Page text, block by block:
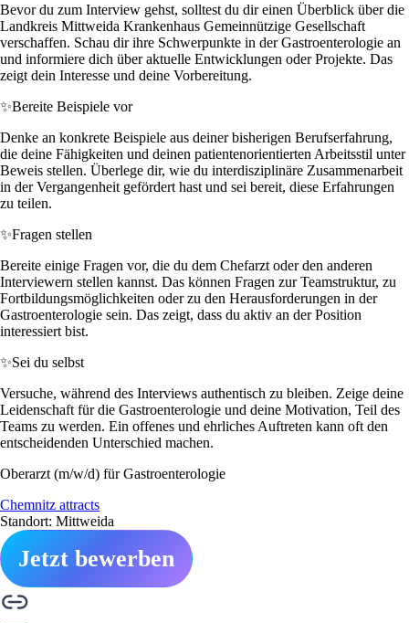
Bevor du zum Interview gehst, solltest du dir einen Überblick über die
Landkreis Mittweida Krankenhaus Gemeinnützige Gesellschaft
verschaffen. Schau dir ihre Schwerpunkte in der Gastroenterologie an
und informiere dich über aktuelle Entwicklungen oder Projekte. Das
zeigt dein Interesse und deine Vorbereitung.
✨Bereite Beispiele vor
Denke an konkrete Beispiele aus deiner bisherigen Berufserfahrung,
die deine Fähigkeiten und deinen patientenorientierten Arbeitsstil unter
Beweis stellen. Überlege dir, wie du interdisziplinäre Zusammenarbeit
in der Vergangenheit gefördert hast und sei bereit, diese Erfahrungen
zu teilen.
✨Fragen stellen
Bereite einige Fragen vor, die du dem Chefarzt oder den anderen
Interviewern stellen kannst. Das können Fragen zur Teamstruktur, zu
Fortbildungsmöglichkeiten oder zu den Herausforderungen in der
Gastroenterologie sein. Das zeigt, dass du aktiv an der Position
interessiert bist.
✨Sei du selbst
Versuche, während des Interviews authentisch zu bleiben. Zeige deine
Leidenschaft für die Gastroenterologie und deine Motivation, Teil des
Teams zu werden. Ein offenes und ehrliches Auftreten kann oft den
entscheidenden Unterschied machen.
Oberarzt (m/w/d) für Gastroenterologie
Chemnitz attracts
Standort: Mittweida
Jetzt bewerben